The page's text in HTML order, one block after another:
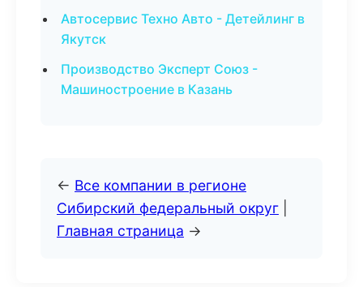
Автосервис Техно Авто - Детейлинг в
Якутск
Производство Эксперт Союз -
Машиностроение в Казань
← Все компании в регионе
Сибирский федеральный округ
Главная страница →